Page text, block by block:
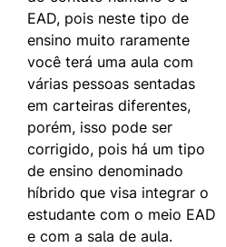
EAD, pois neste tipo de
ensino muito raramente
você terá uma aula com
várias pessoas sentadas
em carteiras diferentes,
porém, isso pode ser
corrigido, pois há um tipo
de ensino denominado
híbrido que visa integrar o
estudante com o meio EAD
e com a sala de aula.